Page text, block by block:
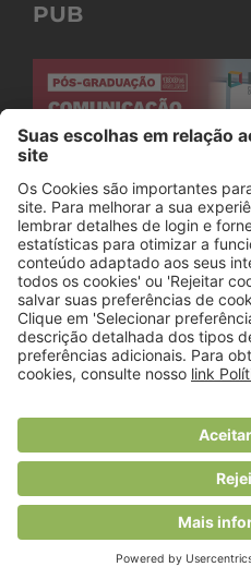
PUB
© 2018
O portal dos
Created by